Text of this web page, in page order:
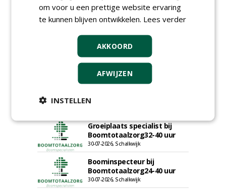
Export Manager bij PERFECT -
Van Wamel (fulltime)
12-06-2026, Dreumel
Proefveldmedewerker/
Chauffeur
landbouwmachines bij DSV
zaden Nederland B.V.
06-08-2026, Ven-Zelderheide
DSV zaden Nederland B.V.
Groeiplaats specialist bij
Boomtotaalzorg32-40 uur
30-07-2026, Schalkwijk
Boominspecteur bij
Boomtotaalzorg24-40 uur
30-07-2026, Schalkwijk
om voor u een prettige website ervaring
te kunnen blijven ontwikkelen. Lees verder
AKKOORD
AFWIJZEN
INSTELLEN